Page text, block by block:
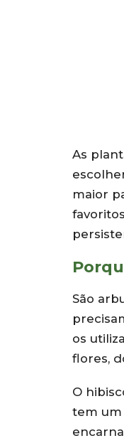
As
maior
São
os
flores,
O
tem um